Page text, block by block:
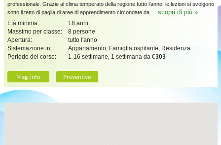
professionale. Grazie al clima temperato della regione tutto l’anno, le lezioni si svolgono
sotto il tetto di paglia di aree di apprendimento circondate da...
scopri di più »
Età minima:
18 anni
Massimo per classe:
8 persone
Apertura:
tutto l'anno
Sistemazione in:
Appartamento, Famiglia ospitante, Residenza
Periodo del corso:
1-16 settimane, 1 settimana da €303
Mag. info Preventivo